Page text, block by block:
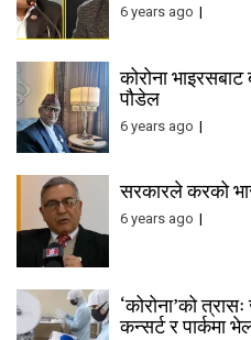
6 years ago
कोरोना
पौडेल
6 years ago
सरकारले करको
6 years ago
‘कोरोना’को
कन्सर्ट र पार्कमा